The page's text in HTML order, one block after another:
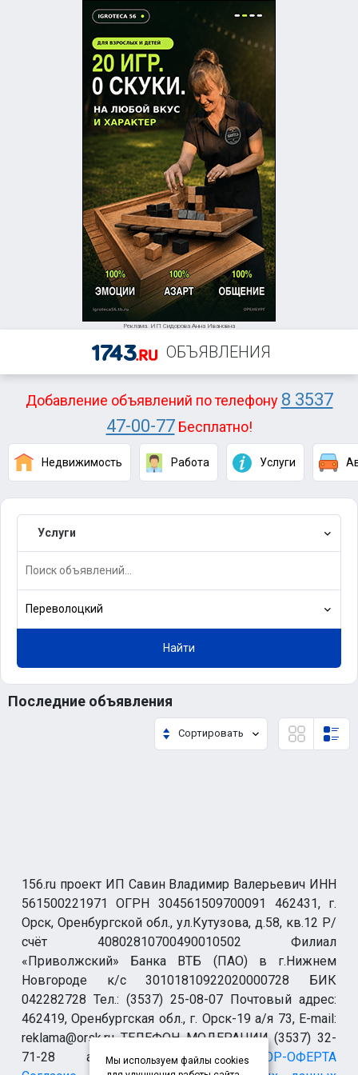
Реклама. ИП Сидорова Анна Ивановна
ОБЪЯВЛЕНИЯ
Добавление объявлений по телефону 8 3537
47-00-77Бесплатно!
Недвижимость Работа Услуги
Услуги
Переволоцкий
Найти
Последние объявления
Сортировать
156.ru проект ИП Савин Владимир Валерьевич ИНН
561500221971 ОГРН 304561509700091 462431, г.
Орск, Оренбургской обл., ул.Кутузова, д.58, кв.12 Р/
счёт 40802810700490010502 Филиал
«Приволжский» Банка ВТБ (ПАО) в г.Нижнем
Новгороде к/с 30101810922020000728 БИК
042282728 Тел.: (3537) 25-08-07 Почтовый адрес:
462419, Оренбургская обл., г. Орск-19 а/я 73, E-mail:
reklama@orsk.ru ТЕЛЕФОН МОДЕРАЦИИ (3537) 32-
71-28 allsupport@orsk.ruДОГОВОР-ОФЕРТА
Мы используем файлы cookies